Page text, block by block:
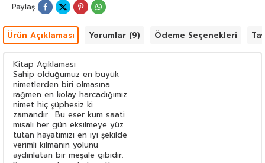
Paylaş
Ürün Açıklaması Yorumlar (9) Ödeme Seçenekleri
Kitap Açıklaması
Sahip olduğumuz en büyük
nimetlerden biri olmasına
rağmen en kolay harcadığımız
nimet hiç şüphesiz ki
zamandır. Bu eser kum saati
misali her gün eksilmeye yüz
tutan hayatımızı en iyi şekilde
verimli kılmanın yolunu
aydınlatan bir meşale gibidir.